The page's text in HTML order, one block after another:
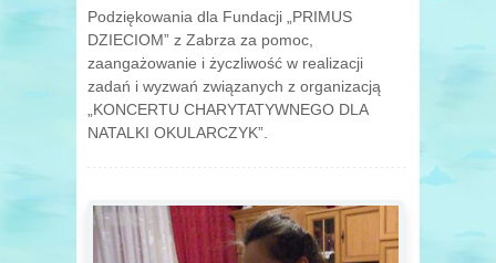
Podziękowania dla Fundacji „PRIMUS
DZIECIOM” z Zabrza za pomoc,
zaangażowanie i życzliwość w realizacji
zadań i wyzwań związanych z organizacją
„KONCERTU CHARYTATYWNEGO DLA
NATALKI OKULARCZYK”.